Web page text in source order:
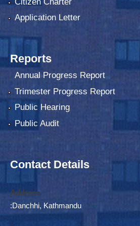
Application Letter
Reports
Annual Progress Report
Trimester Progress Report
Public Hearing
Public Audit
Contact Details
Address
:Danchhi, Kathmandu